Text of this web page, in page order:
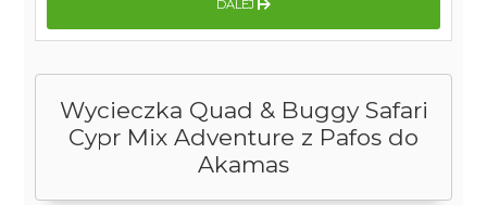
Wycieczka Quad & Buggy Safari
Cypr Mix Adventure z Pafos do
Akamas
DALEJ